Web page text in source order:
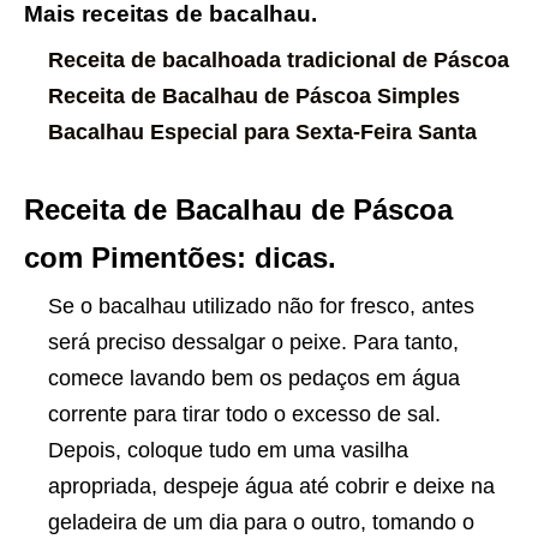
Mais receitas de bacalhau.
Receita de bacalhoada tradicional de Páscoa
Receita de Bacalhau de Páscoa Simples
Bacalhau Especial para Sexta-Feira Santa
Receita de Bacalhau de Páscoa
com Pimentões: dicas.
Se o bacalhau utilizado não for fresco, antes
será preciso dessalgar o peixe. Para tanto,
comece lavando bem os pedaços em água
corrente para tirar todo o excesso de sal.
Depois, coloque tudo em uma vasilha
apropriada, despeje água até cobrir e deixe na
geladeira de um dia para o outro, tomando o